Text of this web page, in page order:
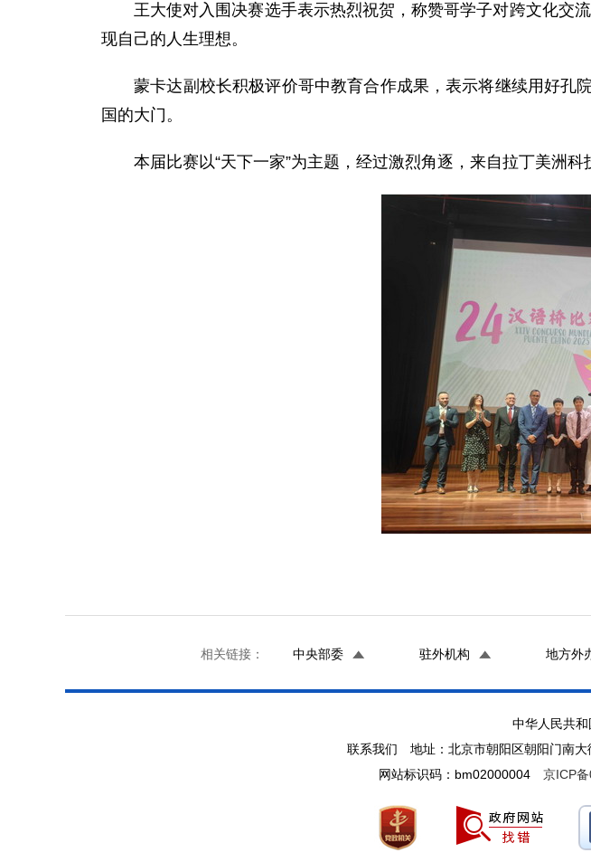
王大使对入围决赛选手表示热烈祝贺，称赞哥学子对跨文化交
现自己的人生理想。
蒙卡达副校长积极评价哥中教育合作成果，表示将继续用好孔
国的大门。
本届比赛以“天下一家”为主题，经过激烈角逐，来自拉丁美洲科
相关链接： 中央部委 驻外机构 地方外
中华人民共
联系我们 地址：北京市朝阳区朝阳门南
网站标识码：bm02000004 京ICP